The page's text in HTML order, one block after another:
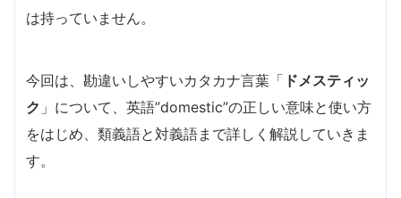
は持っていません。
今回は、勘違いしやすいカタカナ言葉「 ドメスティッ
ク 」について、英語”domestic”の正しい意味と使い方
をはじめ、類義語と対義語まで詳しく解説していきま
す。